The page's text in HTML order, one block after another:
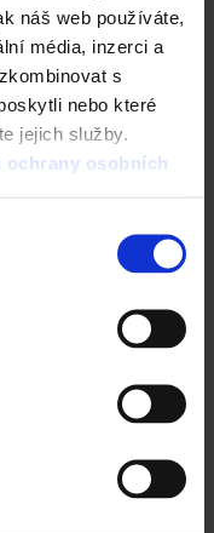
náš web používáte,
média, inzerci a
s
nebo které
jejich služby.
ochrany osobních